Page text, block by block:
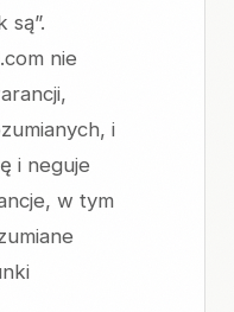
są”.
nie
i
i neguje
w tym